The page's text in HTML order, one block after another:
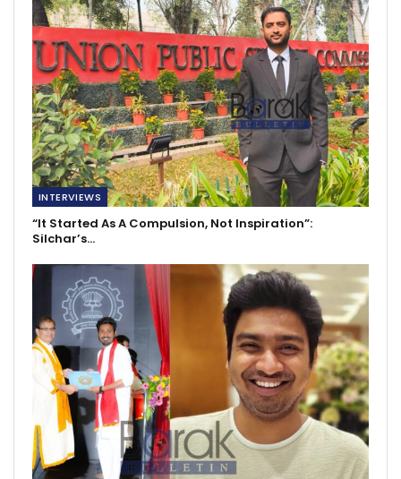
INTERVIEWS
“It Started As A Compulsion, Not Inspiration”:
Silchar’s…